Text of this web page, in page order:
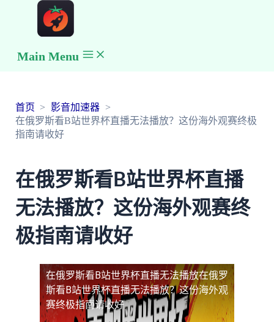
Main Menu
首页
影音加速器
在俄罗斯看B站世界杯直播无法播放？这份海外观赛终极
指南请收好
在俄罗斯看B站世界杯直播
无法播放？这份海外观赛终
极指南请收好
在俄罗斯看B站世界杯直播无法播放在俄罗
斯看B站世界杯直播无法播放？这份海外观
赛终极指南请收好